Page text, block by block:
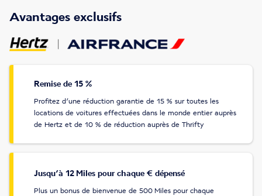
Avantages exclusifs
Remise de 15 %
Profitez d’une réduction garantie de 15 % sur toutes les
locations de voitures effectuées dans le monde entier auprès
de Hertz et de 10 % de réduction auprès de Thrifty
Jusqu’à 12 Miles pour chaque € dépensé
Plus un bonus de bienvenue de 500 Miles pour chaque